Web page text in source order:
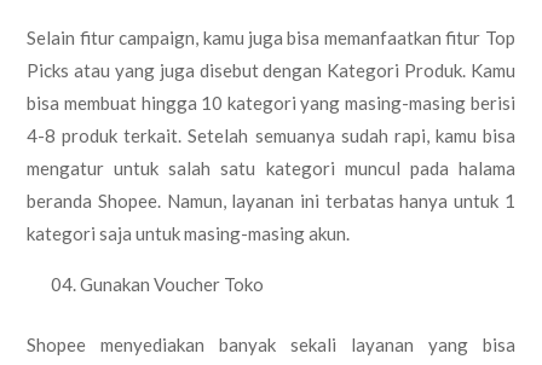
Selain fitur campaign, kamu juga bisa memanfaatkan fitur Top
Picks atau yang juga disebut dengan Kategori Produk. Kamu
bisa membuat hingga 10 kategori yang masing-masing berisi
4-8 produk terkait. Setelah semuanya sudah rapi, kamu bisa
mengatur untuk salah satu kategori muncul pada halama
beranda Shopee. Namun, layanan ini terbatas hanya untuk 1
kategori saja untuk masing-masing akun.
Gunakan Voucher Toko
Shopee menyediakan banyak sekali layanan yang bisa